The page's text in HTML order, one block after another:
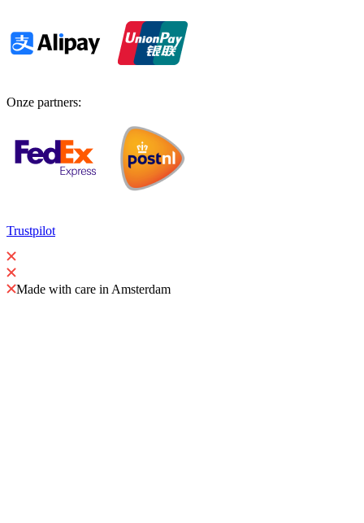
Onze partners:
Trustpilot
Made with care in Amsterdam